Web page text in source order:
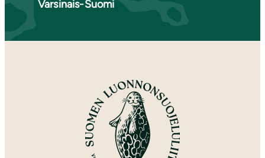
Varsinais-Suomi